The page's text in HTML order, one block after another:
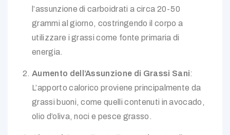
l’assunzione di carboidrati a circa 20-50
grammi al giorno, costringendo il corpo a
utilizzare i grassi come fonte primaria di
energia.
Aumento dell’Assunzione di Grassi Sani:
L’apporto calorico proviene principalmente da
grassi buoni, come quelli contenuti in avocado,
olio d’oliva, noci e pesce grasso.